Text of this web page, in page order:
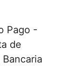
Pago -
de